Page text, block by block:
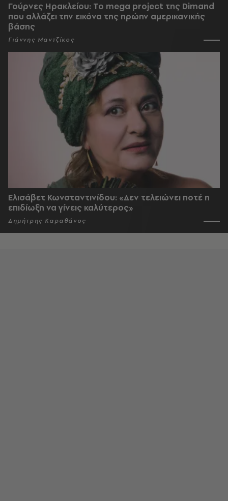
Γούρνες Ηρακλείου: To mega project της Dimand
που αλλάζει την εικόνα της πρώην αμερικανικής
βάσης
Γιάννης Μαντζίκος
Ελισάβετ Κωνσταντινίδου: «Δεν τελειώνει ποτέ η
επιδίωξη να γίνεις καλύτερος»
Δημήτρης Καραθάνος